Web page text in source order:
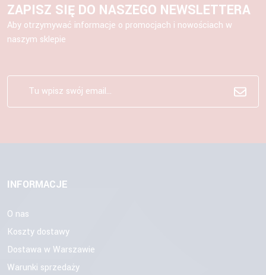
ZAPISZ SIĘ DO NASZEGO NEWSLETTERA
Aby otrzymywać informacje o promocjach i nowościach w
naszym sklepie
INFORMACJE
O nas
Koszty dostawy
Dostawa w Warszawie
Warunki sprzedaży